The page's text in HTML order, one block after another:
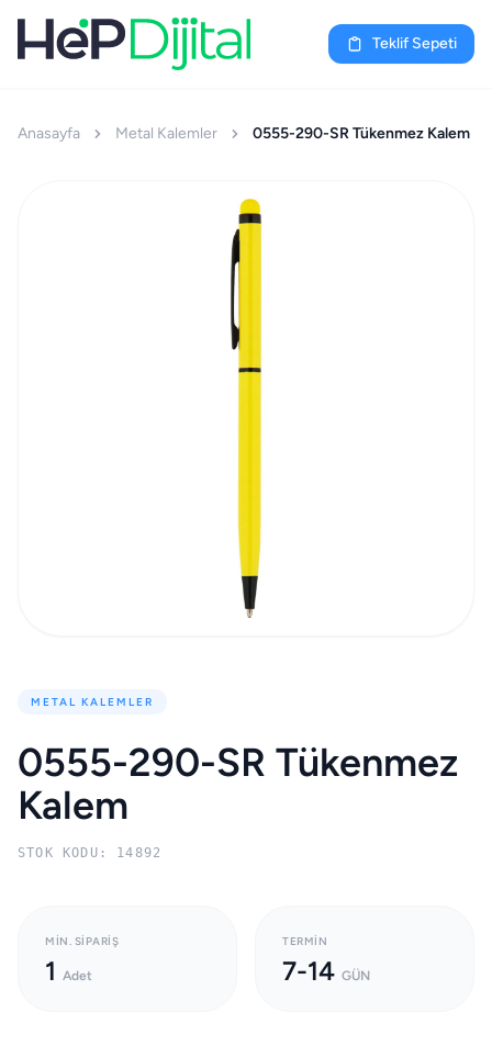
Teklif Sepeti
Anasayfa Metal Kalemler 0555-290-SR Tükenmez Kalem
METAL KALEMLER
0555-290-SR Tükenmez
Kalem
STOK KODU: 14892
MIN. SIPARIŞ
1 Adet
TERMIN
7-14 GÜN